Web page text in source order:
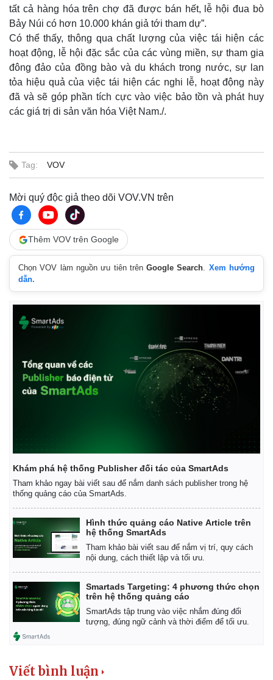
Kinh tế
Bất động sản
Khởi nghiệp
Thị trường
Giá vàng
tất cả hàng hóa trên chợ đã được bán hết, lễ hội đua bò
Bảy Núi có hơn 10.000 khán giả tới tham dự”.
Có thể thấy, thông qua chất lượng của việc tái hiện các
hoạt động, lễ hội đặc sắc của các vùng miền, sự tham gia
đông đảo của đồng bào và du khách trong nước, sự lan
tỏa hiệu quả của việc tái hiện các nghi lễ, hoạt động này
đã và sẽ góp phần tích cực vào việc bảo tồn và phát huy
các giá trị di sản văn hóa Việt Nam./.
Tag: VOV
Mời quý độc giả theo dõi VOV.VN trên
Thêm VOV trên Google
Chọn VOV làm nguồn ưu tiên trênGoogle Search. Xem hướng
dẫn.
Khám phá hệ thống Publisher đối tác của SmartAds
Tham khảo ngay bài viết sau để nắm danh sách publisher trong hệ
thống quảng cáo của SmartAds.
Hình thức quảng cáo Native Article trên
hệ thống SmartAds
Tham khảo bài viết sau để nắm vị trí, quy cách
nội dung, cách thiết lập và tối ưu.
Smartads Targeting: 4 phương thức chọn
trên hệ thống quảng cáo
SmartAds tập trung vào việc nhắm đúng đối
tượng, đúng ngữ cảnh và thời điểm để tối ưu.
Viết bình luận